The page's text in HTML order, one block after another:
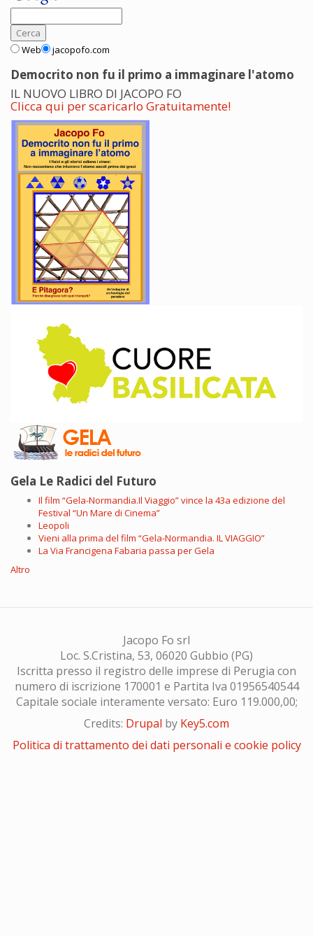
Web jacopofo.com
Democrito non fu il primo a immaginare l'atomo
IL NUOVO LIBRO DI JACOPO FO
Clicca qui per scaricarlo Gratuitamente!
Gela Le Radici del Futuro
Il film “Gela-Normandia.Il Viaggio” vince la 43a edizione del
Festival “Un Mare di Cinema”
Leopoli
Vieni alla prima del film “Gela-Normandia. IL VIAGGIO”
La Via Francigena Fabaria passa per Gela
Altro
Jacopo Fo srl
Loc. S.Cristina, 53, 06020 Gubbio (PG)
Iscritta presso il registro delle imprese di Perugia con
numero di iscrizione 170001 e Partita Iva 01956540544
Capitale sociale interamente versato: Euro 119.000,00;
Credits: Drupal by Key5.com
Politica di trattamento dei dati personali e cookie policy